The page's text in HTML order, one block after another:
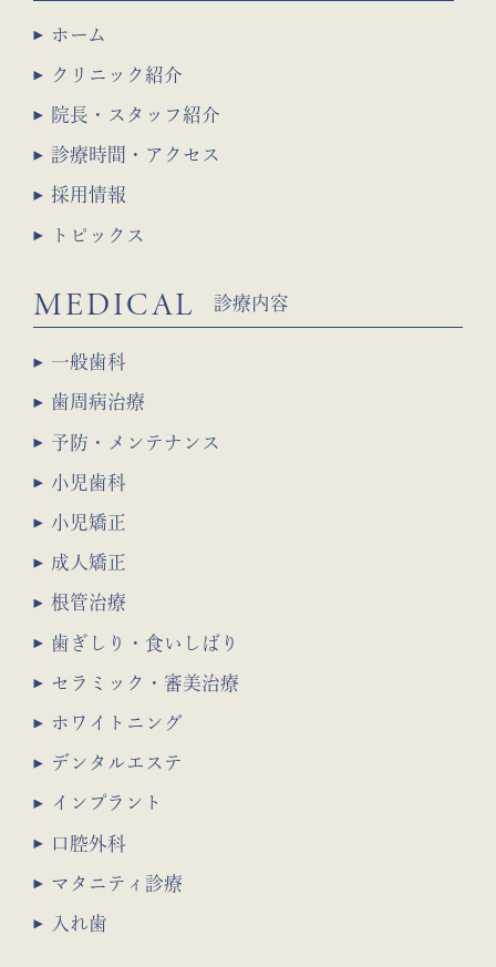
ホーム
クリニック紹介
院長・スタッフ紹介
診療時間・アクセス
採用情報
トピックス
MEDICAL 診療内容
一般歯科
セラミック・審美治療
歯周病治療
ホワイトニング
予防・メンテナンス
デンタルエステ
小児歯科
インプラント
小児矯正
口腔外科
成人矯正
マタニティ診療
根管治療
入れ歯
歯ぎしり・食いしばり